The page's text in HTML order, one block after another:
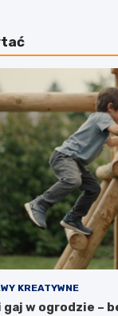
KREATYWNE
gaj w ogrodzie –